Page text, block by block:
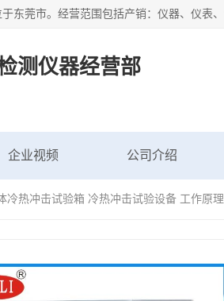
测仪器经营部
企业视频 公司介绍
冷热冲击试验箱 冷热冲击试验设备 工作原理